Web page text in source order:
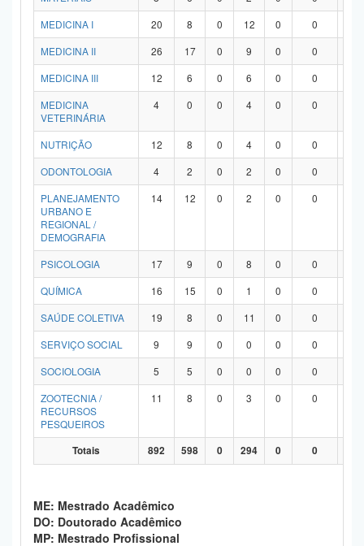
MEDICINA I
20 8 0 12 0 0
MEDICINA II
26 17 0 9 0 0
MEDICINA III
12 6 0 6 0 0
MEDICINA
VETERINÁRIA
4 0 0 4 0 0
NUTRIÇÃO 12 8 0 4 0 0
ODONTOLOGIA
4 2 0 2 0 0
PLANEJAMENTO
URBANO E
REGIONAL /
DEMOGRAFIA
14 12 0 2 0 0
PSICOLOGIA 17 9 0 8 0 0
QUÍMICA
16 15 0 1 0 0
SAÚDE COLETIVA
19 8 0 11 0 0
SERVIÇO SOCIAL
9 9 0 0 0 0
SOCIOLOGIA
5 5 0 0 0 0
ZOOTECNIA /
RECURSOS
PESQUEIROS
11 8 0 3 0 0
Totais 892 598 0 294 0 0
ME: Mestrado Acadêmico
DO: Doutorado Acadêmico
MP: Mestrado Profissional